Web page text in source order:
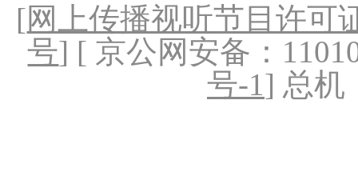
[网上传播视听节目许可
号] [ 京公网安备：
号-1] 总机